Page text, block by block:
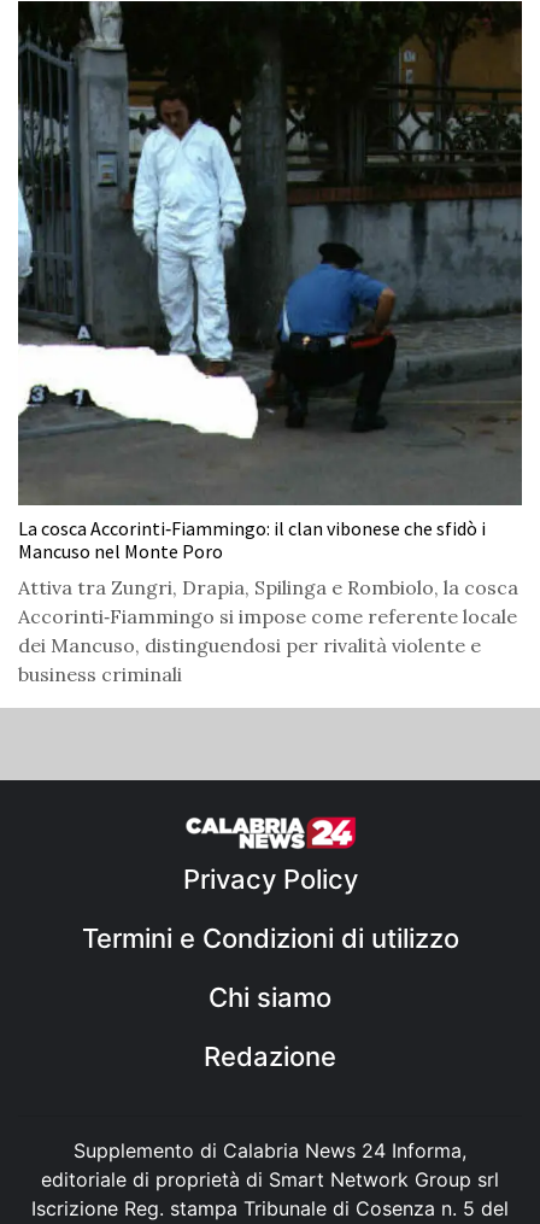
La cosca Accorinti‑Fiammingo: il clan vibonese che sfidò i
Mancuso nel Monte Poro
Attiva tra Zungri, Drapia, Spilinga e Rombiolo, la cosca
Accorinti‑Fiammingo si impose come referente locale
dei Mancuso, distinguendosi per rivalità violente e
business criminali
Privacy Policy
Termini e Condizioni di utilizzo
Chi siamo
Redazione
Supplemento di Calabria News 24 Informa,
editoriale di proprietà di Smart Network Group srl
Iscrizione Reg. stampa Tribunale di Cosenza n. 5 del